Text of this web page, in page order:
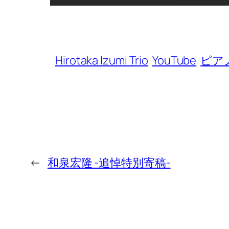
Hirotaka Izumi Trio YouTube ピア
← 和泉宏隆 -追悼特別寄稿-